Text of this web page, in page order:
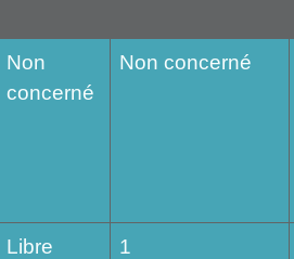
Non
concerné
Non concerné
Libre 1